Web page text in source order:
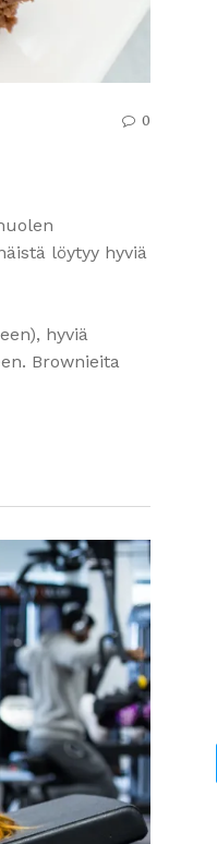
0
löytyy hyviä
hyviä
Brownieita